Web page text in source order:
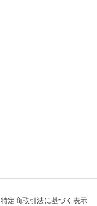
特定商取引法に基づく表示